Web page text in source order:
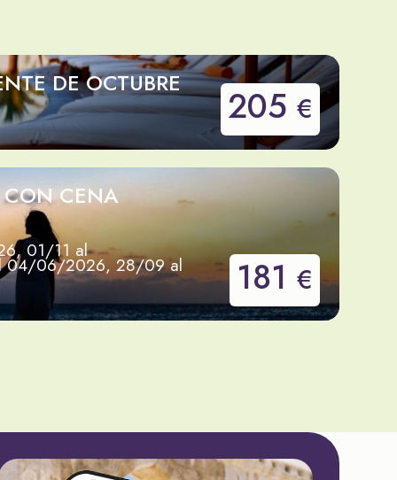
DE OCTUBRE 205 €
CON CENA
01/11 al
04/06/2026, 28/09 al 181 €